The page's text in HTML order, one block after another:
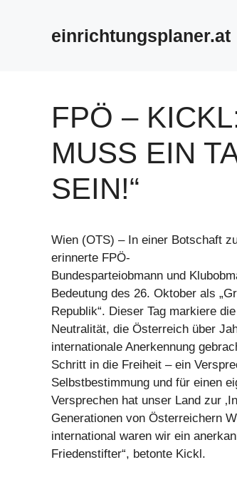
einrichtungsplaner.at
FPÖ –
MUSS EIN
SEIN!“
Wien (OTS) – In einer Botschaft
erinnerte FPÖ-
Bundesparteiobmann und
Bedeutung des 26. Oktober als
Republik“. Dieser Tag markiere
Neutralität, die Österreich über
internationale Anerkennung
Schritt in die Freiheit – ein
Selbstbestimmung und für einen
Versprechen hat unser Land zur
Generationen von Österreichern
international waren wir ein
Friedenstifter“, betonte Kickl.